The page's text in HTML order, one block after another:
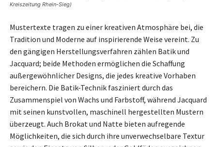
Kreiszeitung Rhein-Sieg)
Mustertexte tragen zu einer kreativen Atmosphäre bei, die
Tradition und Moderne auf inspirierende Weise vereint. Zu
den gängigen Herstellungsverfahren zählen Batik und
Jacquard; beide Methoden ermöglichen die Schaffung
außergewöhnlicher Designs, die jedes kreative Vorhaben
bereichern. Die Batik-Technik fasziniert durch das
Zusammenspiel von Wachs und Farbstoff, während Jacquard
mit seinen kunstvollen, maschinell hergestellten Mustern
überzeugt. Auch Brokat und Natte bieten aufregende
Möglichkeiten, die sich durch ihre unverwechselbare Textur